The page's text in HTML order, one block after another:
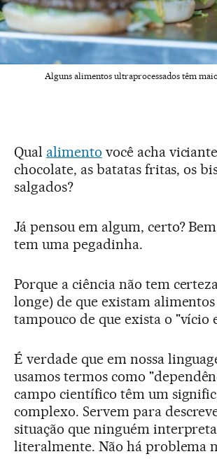
Alguns alimentos ultraprocessados têm
Qual alimento você acha
chocolate, as batatas fritas, os
salgados?
Já pensou em algum, certo?
tem uma pegadinha.
Porque a ciência não tem
longe) de que existam
tampouco de que exista o "vício
É verdade que em nossa
usamos termos como
campo científico têm um
complexo. Servem para
situação que ninguém interpreta
literalmente. Não há problema